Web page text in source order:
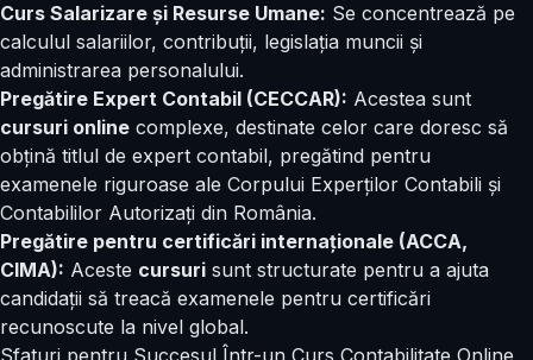
Curs Salarizare și Resurse Umane: Se concentrează pe
calculul salariilor, contribuții, legislația muncii și
administrarea personalului.
Pregătire Expert Contabil (CECCAR): Acestea sunt
cursuri online complexe, destinate celor care doresc să
obțină titlul de expert contabil, pregătind pentru
examenele riguroase ale Corpului Experților Contabili și
Contabililor Autorizați din România.
Pregătire pentru certificări internaționale (ACCA,
CIMA): Aceste cursuri sunt structurate pentru a ajuta
candidații să treacă examenele pentru certificări
recunoscute la nivel global.
Sfaturi pentru Succesul Într-un Curs Contabilitate Online